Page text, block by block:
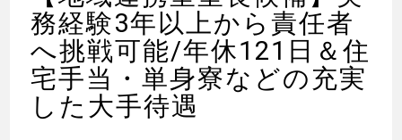
務経験3年以上から責任者
へ挑戦可能/年休121日＆住
宅手当・単身寮などの充実
した大手待遇